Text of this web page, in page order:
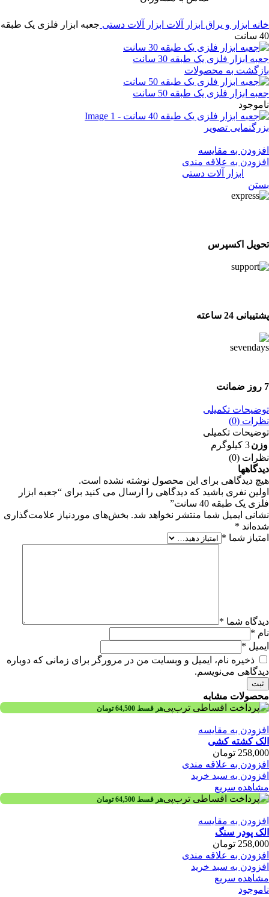
خانه ابزار و یراق ابزار آلات ابزار آلات دستی جعبه ابزار فلزی یک طبقه
40 سانت
جعبه ابزار فلزی یک طبقه 30 سانت
بازگشت به محصولات
جعبه ابزار فلزی یک طبقه 50 سانت
ناموجود
بزرگنمایی تصویر
افزودن به مقایسه
افزودن به علاقه مندی
ابزار آلات دستی
بستن
تحویل اکسپرس
پشتیبانی 24 ساعته
7 روز ضمانت
توضیحات تکمیلی
نظرات (0)
توضیحات تکمیلی
وزن3 کیلوگرم
نظرات (0)
دیدگاهها
هیچ دیدگاهی برای این محصول نوشته نشده است.
اولین نفری باشید که دیدگاهی را ارسال می کنید برای “جعبه ابزار
فلزی یک طبقه 40 سانت”
نشانی ایمیل شما منتشر نخواهد شد. بخش‌های موردنیاز علامت‌گذاری
شده‌اند *
امتیاز شما *
دیدگاه شما *
نام *
ایمیل *
ذخیره نام، ایمیل و وبسایت من در مرورگر برای زمانی که دوباره
دیدگاهی می‌نویسم.
محصولات مشابه
هر قسط 64,500 تومان
افزودن به مقایسه
الک کشته کشی
258,000 تومان
افزودن به علاقه مندی
افزودن به سبد خرید
مشاهده سریع
هر قسط 64,500 تومان
افزودن به مقایسه
الک پودر سنگ
258,000 تومان
افزودن به علاقه مندی
افزودن به سبد خرید
مشاهده سریع
ناموجود